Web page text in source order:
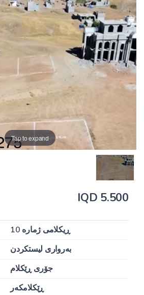
Tap to expand
5.500 IQD
ڕیکلامی ژمارە 10
بەرواری لیستکردن
جۆری ڕێکلام
ڕێکلامکەر